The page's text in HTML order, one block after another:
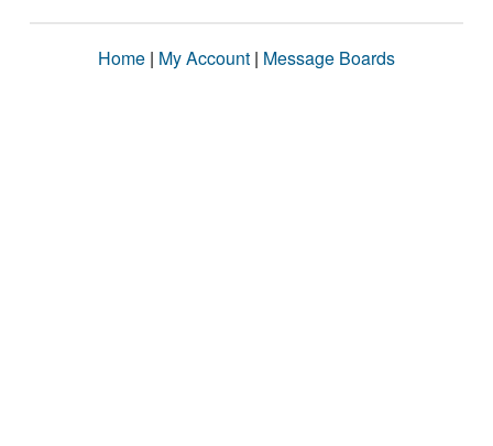
Home | My Account | Message Boards